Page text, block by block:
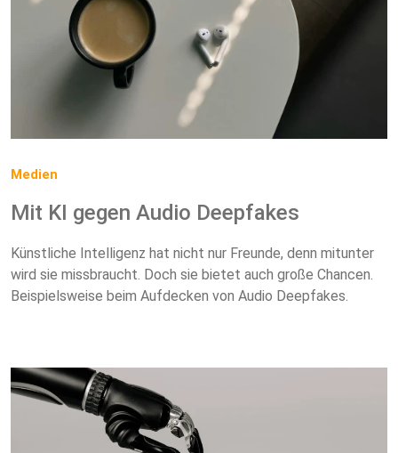
Medien
Mit KI gegen Audio Deepfakes
Künstliche Intelligenz hat nicht nur Freunde, denn mitunter
wird sie missbraucht. Doch sie bietet auch große Chancen.
Beispielsweise beim Aufdecken von Audio Deepfakes.